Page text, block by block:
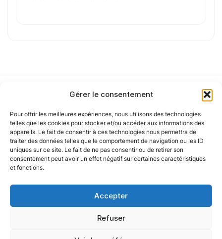
Gérer le consentement
Pour offrir les meilleures expériences, nous utilisons des technologies
telles que les cookies pour stocker et/ou accéder aux informations des
appareils. Le fait de consentir à ces technologies nous permettra de
traiter des données telles que le comportement de navigation ou les ID
uniques sur ce site. Le fait de ne pas consentir ou de retirer son
consentement peut avoir un effet négatif sur certaines caractéristiques
et fonctions.
Accepter
Refuser
Cet article a été partiellement rédigé à l’aide d’une intelligence artificielle et
Notre politique
Nos agences
Nos autres marques
Nos réseaux